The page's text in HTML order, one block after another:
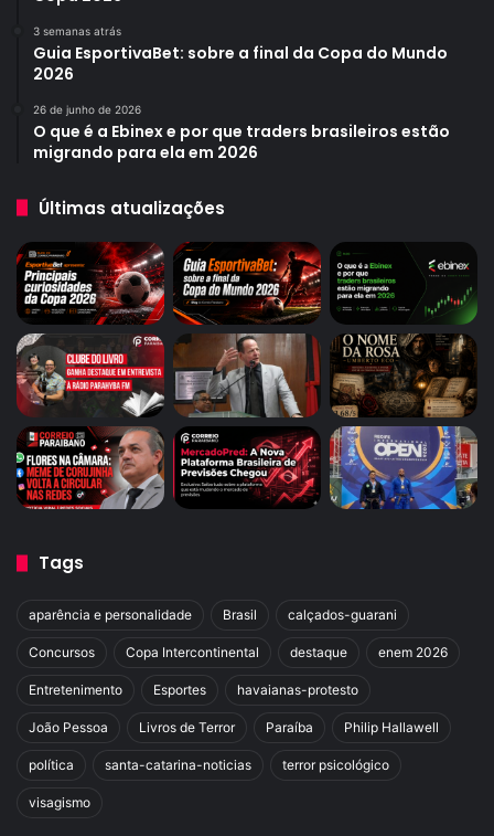
3 semanas atrás
Guia EsportivaBet: sobre a final da Copa do Mundo
2026
26 de junho de 2026
O que é a Ebinex e por que traders brasileiros estão
migrando para ela em 2026
Últimas atualizações
Tags
aparência e personalidade Brasil calçados-guarani
Concursos Copa Intercontinental destaque enem 2026
Entretenimento Esportes havaianas-protesto
João Pessoa Livros de Terror Paraíba Philip Hallawell
política santa-catarina-noticias terror psicológico
visagismo